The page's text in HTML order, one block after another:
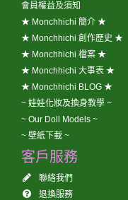
會員權益及須知
★ Monchhichi 簡介 ★
★ Monchhichi 創作歷史 ★
★ Monchhichi 檔案 ★
★ Monchhichi 大事表 ★
★ Monchhichi BLOG ★
~ 娃娃化妝及換身教學 ~
~ Our Doll Models ~
~ 壁紙下載 ~
客戶服務
聯絡我們
退換服務